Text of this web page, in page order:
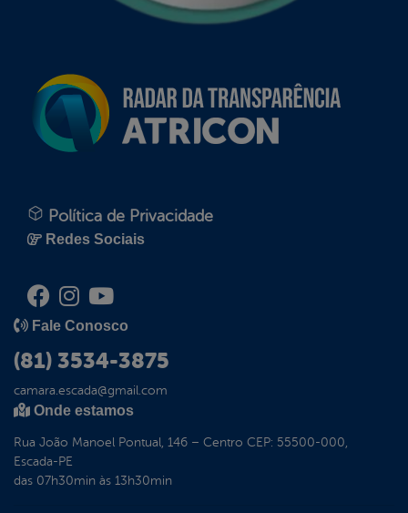
Política de Privacidade
Redes Sociais
Fale Conosco
(81) 3534-3875
camara.escada@gmail.com
Onde estamos
Rua João Manoel Pontual, 146 – Centro CEP: 55500-000,
Escada-PE
das 07h30min às 13h30min